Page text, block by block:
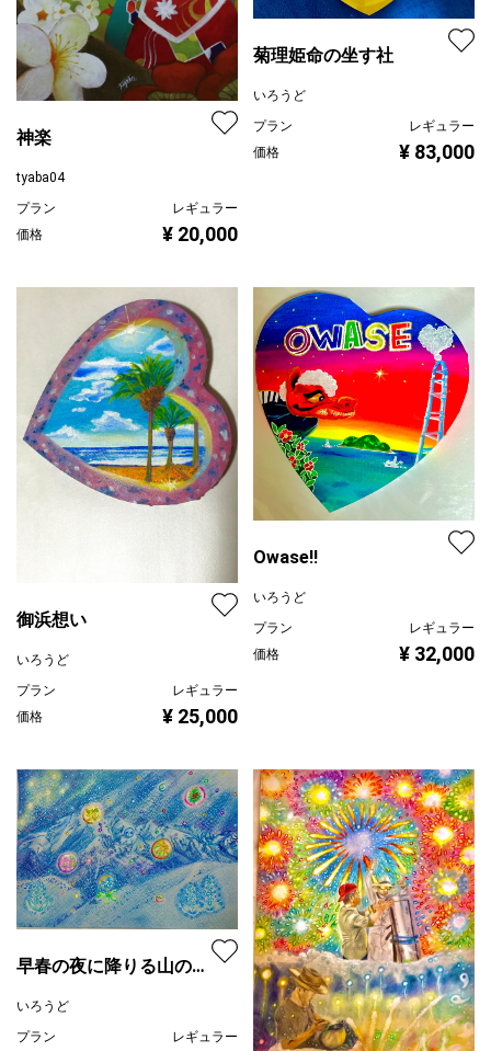
神楽
tyaba04
プラン
レギュラー
価格
¥ 20,000
菊理姫命の坐す社
いろうど
プラン
レギュラー
価格
¥ 83,000
御浜想い
いろうど
プラン
レギュラー
価格
¥ 25,000
Owase!!
いろうど
プラン
レギュラー
価格
¥ 32,000
早春の夜に降りる山の魂
いろうど
プラン
レギュラー